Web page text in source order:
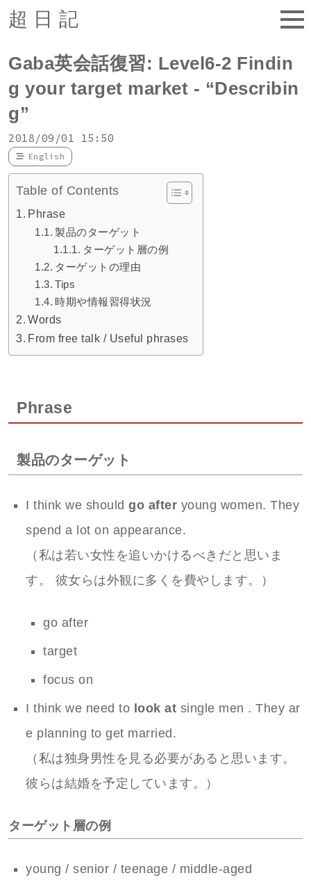
超日記
Gaba英会話復習: Level6-2 Findin
g your target market - “Describin
g”
2018/09/01 15:50
English
Table of Contents
Phrase
製品のターゲット
ターゲット層の例
ターゲットの理由
Tips
時期や情報習得状況
Words
From free talk / Useful phrases
Phrase
製品のターゲット
I think we should go after young women. They
spend a lot on appearance.
（私は若い女性を追いかけるべきだと思いま
す。 彼女らは外観に多くを費やします。）
go after
target
focus on
I think we need to look at single men . They ar
e planning to get married.
（私は独身男性を見る必要があると思います。
彼らは結婚を予定しています。）
ターゲット層の例
young / senior / teenage / middle-aged